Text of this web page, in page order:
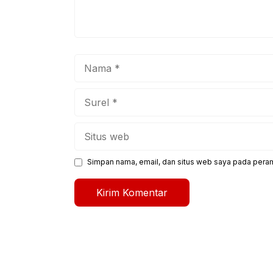
Simpan nama, email, dan situs web saya pada